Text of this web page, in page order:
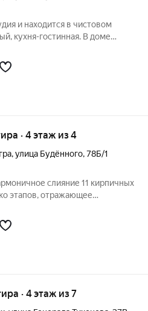
и находится в чистовом
кухня-гостинная. В доме
закрытая, что
· 4 этаж из 4
,улица Будённого,78Б/1
этапов, отражающее
отличаются
· 4 этаж из 7